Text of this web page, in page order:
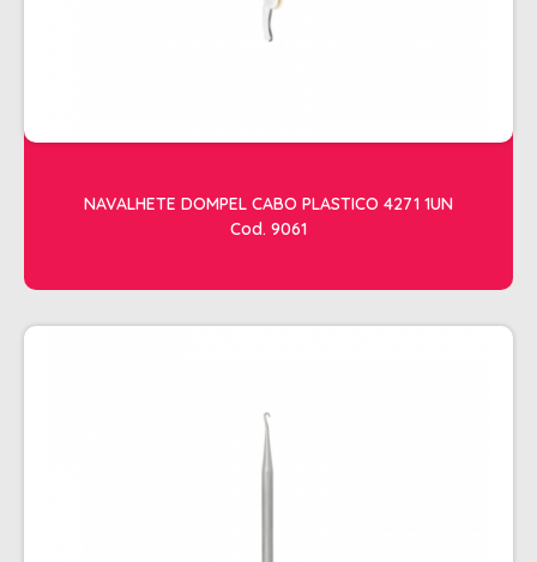
NAVALHETE DOMPEL CABO PLASTICO 4271 1UN
Cod. 9061